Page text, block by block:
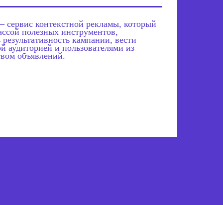
сервис контекстной рекламы, который
полезных инструментов,
кампании, вести
аудиторией и пользователями из
объявлений.